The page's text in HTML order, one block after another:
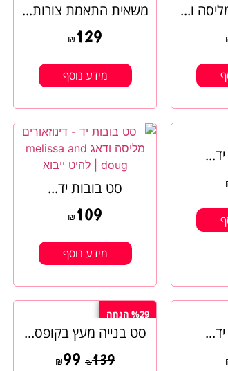
ו... משאית התאמת צורות...
₪ 129
מידע נוסף
סט בובות יד...
₪ 109
מידע נוסף
%29 הנחה
סט בנייה מעץ בקופס...
₪139
₪99